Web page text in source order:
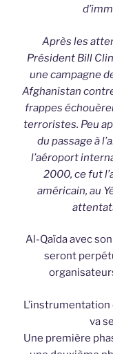
Après les
Président Bill
une campagne
Afghanistan
frappes
terroristes. Peu
du passage à
l’aéroport
2000, ce fut
américain, au
Al-Qaïda avec
seront
L’instrumentation
va
Une première